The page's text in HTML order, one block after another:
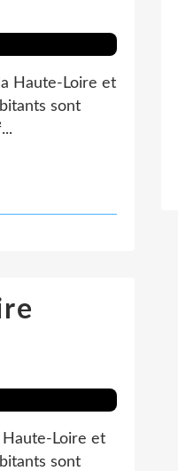
Haute-Loire et
sont
Loire et
sont